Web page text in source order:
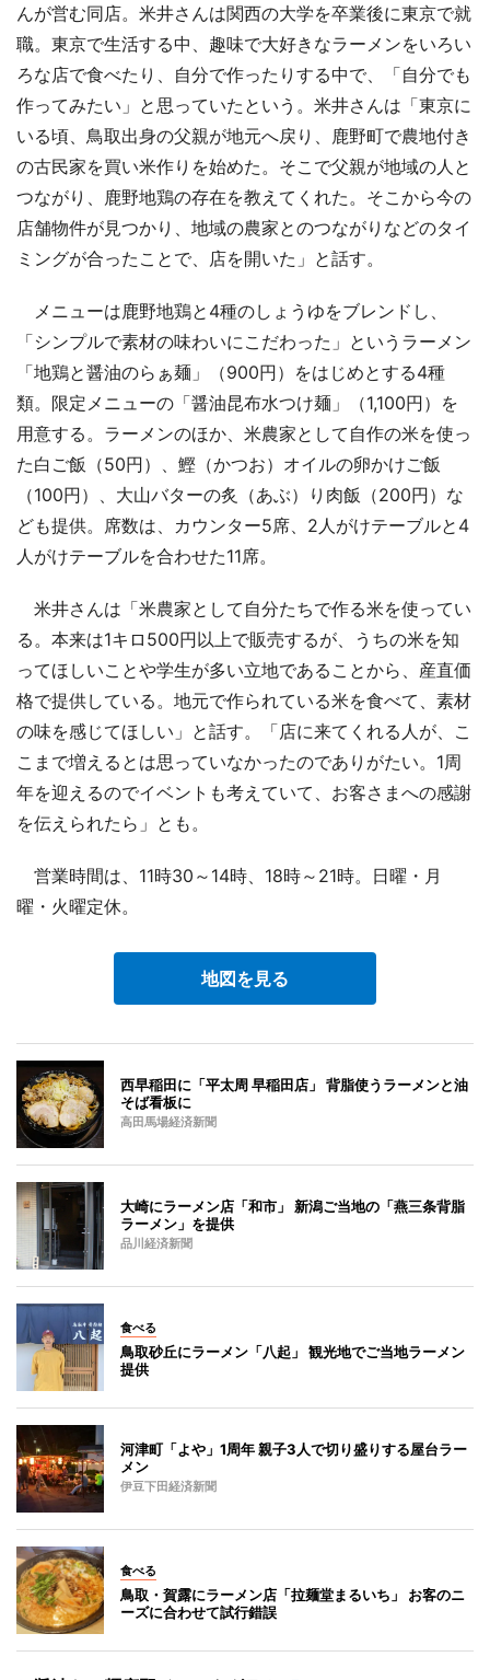
んが営む同店。米井さんは関西の大学を卒業後に東京で就
職。東京で生活する中、趣味で大好きなラーメンをいろい
ろな店で食べたり、自分で作ったりする中で、「自分でも
作ってみたい」と思っていたという。米井さんは「東京に
いる頃、鳥取出身の父親が地元へ戻り、鹿野町で農地付き
の古民家を買い米作りを始めた。そこで父親が地域の人と
つながり、鹿野地鶏の存在を教えてくれた。そこから今の
店舗物件が見つかり、地域の農家とのつながりなどのタイ
ミングが合ったことで、店を開いた」と話す。
メニューは鹿野地鶏と4種のしょうゆをブレンドし、
「シンプルで素材の味わいにこだわった」というラーメン
「地鶏と醤油のらぁ麺」（900円）をはじめとする4種
類。限定メニューの「醤油昆布水つけ麺」（1,100円）を
用意する。ラーメンのほか、米農家として自作の米を使っ
た白ご飯（50円）、鰹（かつお）オイルの卵かけご飯
（100円）、大山バターの炙（あぶ）り肉飯（200円）な
ども提供。席数は、カウンター5席、2人がけテーブルと4
人がけテーブルを合わせた11席。
米井さんは「米農家として自分たちで作る米を使ってい
る。本来は1キロ500円以上で販売するが、うちの米を知
ってほしいことや学生が多い立地であることから、産直価
格で提供している。地元で作られている米を食べて、素材
の味を感じてほしい」と話す。「店に来てくれる人が、こ
こまで増えるとは思っていなかったのでありがたい。1周
年を迎えるのでイベントも考えていて、お客さまへの感謝
を伝えられたら」とも。
営業時間は、11時30～14時、18時～21時。日曜・月
曜・火曜定休。
地図を見る
西早稲田に「平太周 早稲田店」 背脂使うラーメンと油
そば看板に
高田馬場経済新聞
大崎にラーメン店「和市」 新潟ご当地の「燕三条背脂
ラーメン」を提供
品川経済新聞
食べる
鳥取砂丘にラーメン「八起」 観光地でご当地ラーメン
提供
河津町「よや」1周年 親子3人で切り盛りする屋台ラー
メン
伊豆下田経済新聞
食べる
鳥取・賀露にラーメン店「拉麺堂まるいち」 お客のニ
ーズに合わせて試行錯誤